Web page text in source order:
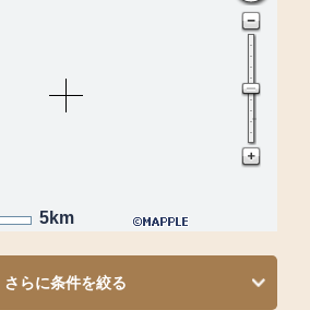
5km
さらに条件を絞る